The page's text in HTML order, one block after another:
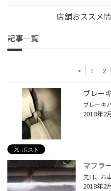
店舗おススメ
記事一覧
< 1 2
ブレー
2018年2
マフラ
2018年2